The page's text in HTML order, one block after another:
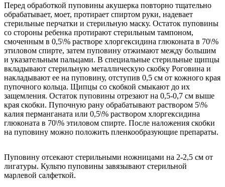
Перед обработкой пуповины акушерка повторно тщательно
обрабатывает, моет, протирает спиртом руки, надевает
стерильные перчатки и стерильную маску. Остаток пуповины
со стороны ребенка протирают стерильным тампоном,
смоченным в 0,5\% растворе хлоргексидина глюконата в 70\%
этиловом спирте, затем пуповину отжимают между большим
и указательным пальцами. В специальные стерильные щипцы
вкладывают стерильную металлическую скобку Роговина и
накладывают ее на пуповину, отступив 0,5 см от кожного края
пупочного кольца. Щипцы со скобкой смыкают до их
защемления. Остаток пуповины отрезают на 0,5-0,7 см выше
края скобки. Пупочную рану обрабатывают раствором 5\%
калия перманганата или 0,5\% раствором хлоргексидина
глюконата в 70\% этиловом спирте. После наложения скобки
на пуповину можно положить пленкообразующие препараты.
Пуповину отсекают стерильными ножницами на 2-2,5 см от
лигатуры. Культю пуповины завязывают стерильной
марлевой салфеткой.